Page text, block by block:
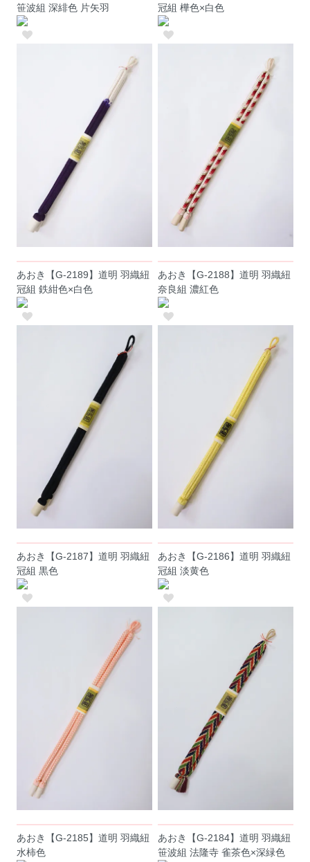
笹波組 深緋色 片矢羽
冠組 樺色×白色
あおき【G-2189】道明 羽織紐
冠組 鉄紺色×白色
あおき【G-2188】道明 羽織紐
奈良組 濃紅色
あおき【G-2187】道明 羽織紐
冠組 黒色
あおき【G-2186】道明 羽織紐
冠組 淡黄色
あおき【G-2185】道明 羽織紐
水柿色
あおき【G-2184】道明 羽織紐
笹波組 法隆寺 雀茶色×深緑色